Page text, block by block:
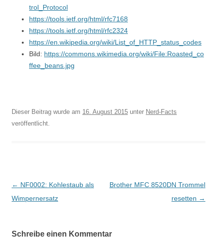
trol_Protocol
https://tools.ietf.org/html/rfc7168
https://tools.ietf.org/html/rfc2324
https://en.wikipedia.org/wiki/List_of_HTTP_status_codes
Bild: https://commons.wikimedia.org/wiki/File:Roasted_co
ffee_beans.jpg
Dieser Beitrag wurde am 16. August 2015 unter Nerd-Facts
veröffentlicht.
Beitragsnavigation
← NF0002: Kohlestaub als
Wimpernersatz
Brother MFC 8520DN Trommel
resetten →
Schreibe einen Kommentar